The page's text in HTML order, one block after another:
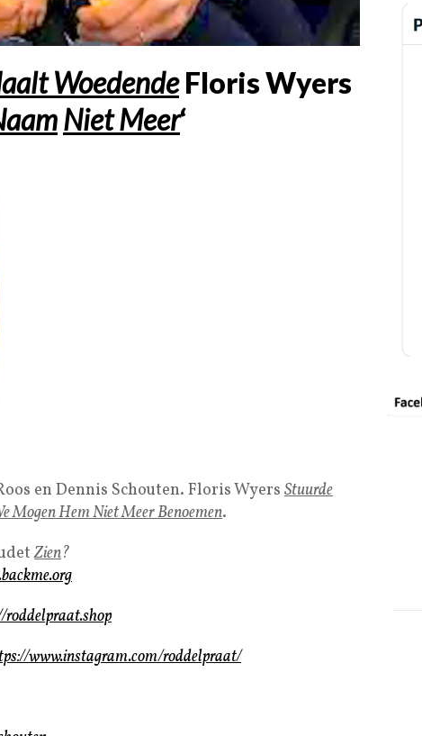
WoedendeFloris Wyers
Niet Meer‘
en Dennis Schouten. Floris Wyers Stuurde
Mogen Hem Niet Meer Benoemen.
Zien?
roddelpraat.shop
www.instagram.com/roddelpraat/